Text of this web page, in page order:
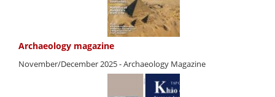
Archaeology magazine
November/December 2025 - Archaeology Magazine